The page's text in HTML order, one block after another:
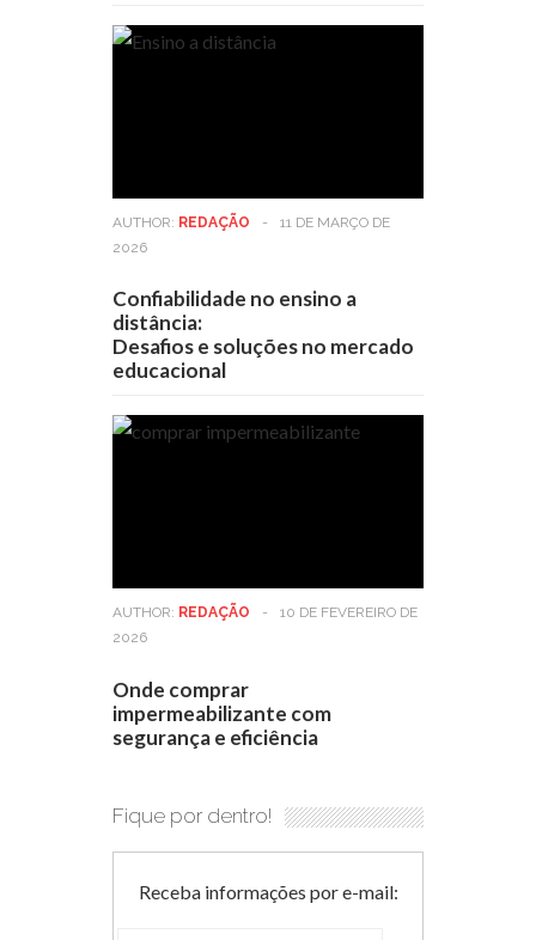
AUTHOR: REDAÇÃO -
11 DE MARÇO DE
2026
Confiabilidade no ensino a
distância:
Desafios e soluções no mercado
educacional
AUTHOR: REDAÇÃO -
10 DE FEVEREIRO DE
2026
Onde comprar
impermeabilizante com
segurança e eficiência
Fique por dentro!
Receba informações por e-mail: